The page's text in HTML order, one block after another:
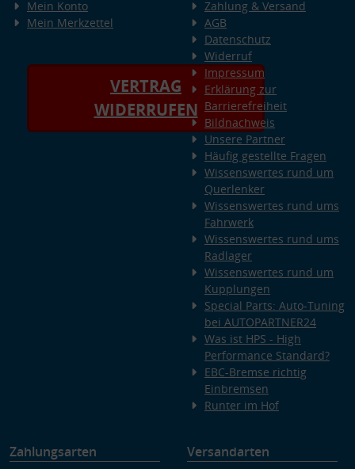
Mein Konto
Mein Merkzettel
VERTRAG
WIDERRUFEN
Zahlung & Versand
AGB
Datenschutz
Widerruf
Impressum
Erklärung zur
Barrierefreiheit
Bildnachweis
Unsere Partner
Häufig gestellte Fragen
Wissenswertes rund um
Querlenker
Wissenswertes rund ums
Fahrwerk
Wissenswertes rund ums
Radlager
Wissenswertes rund um
Kupplungen
Special Parts: Auto-Tuning
bei AUTOPARTNER24
Was ist HPS - High
Performance Standard?
EBC-Bremse richtig
Einbremsen
Runter im Hof
Zahlungsarten Versandarten